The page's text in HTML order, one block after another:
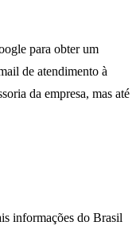
para obter um
de atendimento à
da empresa, mas até
informações do Brasil